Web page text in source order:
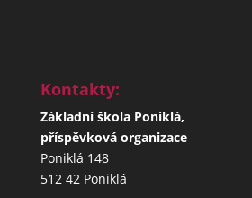
Kontakty:
Základní škola Poniklá,
příspěvková organizace
Poniklá 148
512 42 Poniklá